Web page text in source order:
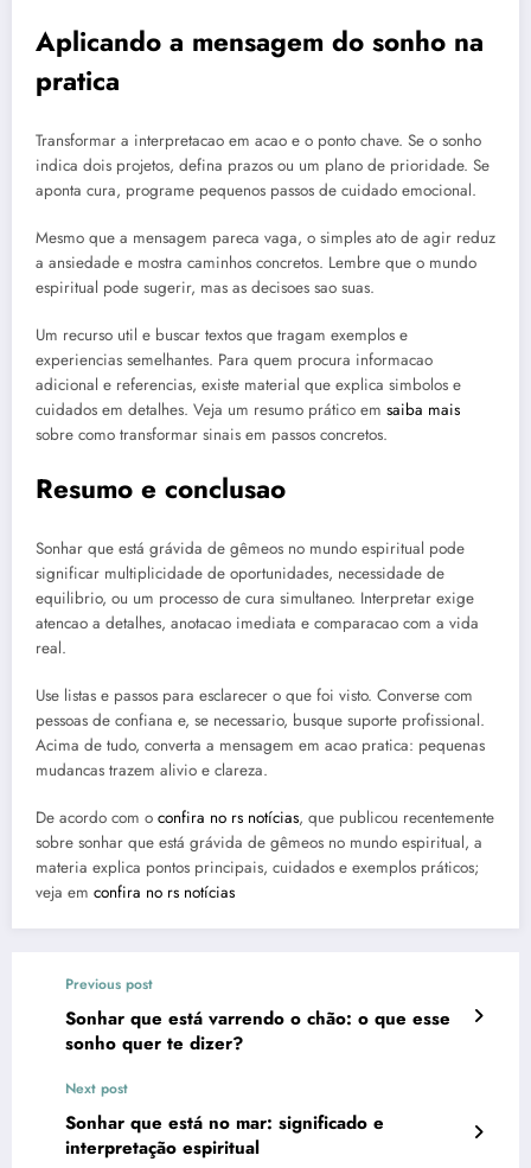
Aplicando a mensagem do sonho na
pratica
Transformar a interpretacao em acao e o ponto chave. Se o sonho
indica dois projetos, defina prazos ou um plano de prioridade. Se
aponta cura, programe pequenos passos de cuidado emocional.
Mesmo que a mensagem pareca vaga, o simples ato de agir reduz
a ansiedade e mostra caminhos concretos. Lembre que o mundo
espiritual pode sugerir, mas as decisoes sao suas.
Um recurso util e buscar textos que tragam exemplos e
experiencias semelhantes. Para quem procura informacao
adicional e referencias, existe material que explica simbolos e
cuidados em detalhes. Veja um resumo prático em saiba mais
sobre como transformar sinais em passos concretos.
Resumo e conclusao
Sonhar que está grávida de gêmeos no mundo espiritual pode
significar multiplicidade de oportunidades, necessidade de
equilibrio, ou um processo de cura simultaneo. Interpretar exige
atencao a detalhes, anotacao imediata e comparacao com a vida
real.
Use listas e passos para esclarecer o que foi visto. Converse com
pessoas de confiana e, se necessario, busque suporte profissional.
Acima de tudo, converta a mensagem em acao pratica: pequenas
mudancas trazem alivio e clareza.
De acordo com o confira no rs notícias, que publicou recentemente
sobre sonhar que está grávida de gêmeos no mundo espiritual, a
materia explica pontos principais, cuidados e exemplos práticos;
veja em confira no rs notícias
Previous post
Sonhar que está varrendo o chão: o que esse
sonho quer te dizer?
Next post
Sonhar que está no mar: significado e
interpretação espiritual